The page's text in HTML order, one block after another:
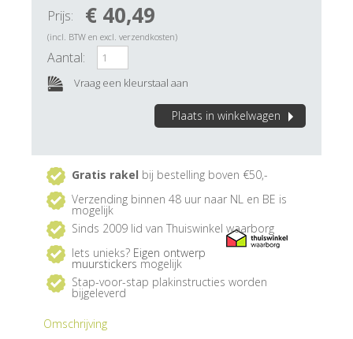
Plaats in winkelwagen
Prijs: € 40,49
(incl. BTW en excl. verzendkosten)
Aantal:
Vraag een kleurstaal aan
Gratis rakel bij bestelling boven €50,-
Verzending binnen 48 uur naar NL en BE is
mogelijk
Sinds 2009 lid van Thuiswinkel waarborg
Iets unieks? Eigen ontwerp
muurstickers mogelijk
Stap-voor-stap plakinstructies worden
bijgeleverd
Omschrijving